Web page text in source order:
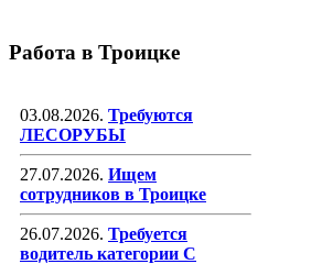
Работа в Троицке
03.08.2026. Требуются
ЛЕСОРУБЫ
27.07.2026. Ищем
сотрудников в Троицке
26.07.2026. Требуется
водитель категории С